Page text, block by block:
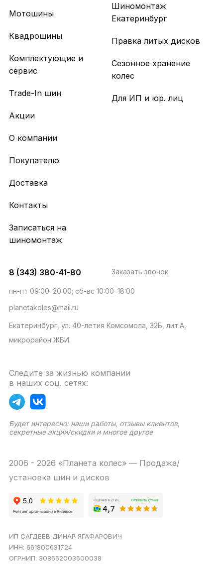
Мотошины
Квадрошины
Комплектующие и
сервис
Trade-In шин
Акции
Шиномонтаж
Екатеринбург
Правка литых дисков
Сезонное хранение
колес
Для ИП и юр. лиц
О компании
Покупателю
Доставка
Контакты
Записаться на
шиномонтаж
8 (343) 380-41-80 Заказать звонок
пн-пт 09:00–20:00; сб-вс 10:00–18:00
planetakoles@mail.ru
Екатеринбург, ул. 40-летия Комсомола, 32Б, лит.А,
микрорайон ЖБИ
Следите за жизнью компании
в наших соц. сетях:
Будет интересно: наши работы, отзывы клиентов,
секретные акции/скидки и многое другое
2006 - 2026 «Планета колес» — Продажа/
установка шин и дисков
ИП САГДЕЕВ ДИНАР ЯГАФАРОВИЧ
ИНН: 661800631724
ОГРНИП: 308662003600038